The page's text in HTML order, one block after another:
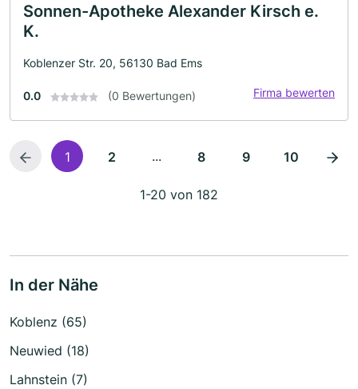
Sonnen-Apotheke Alexander Kirsch e.
K.
Koblenzer Str. 20, 56130 Bad Ems
0.0 (0 Bewertungen) Firma bewerten
1 2 ... 8 9 10
1-20 von 182
In der Nähe
Koblenz (65)
Neuwied (18)
Lahnstein (7)